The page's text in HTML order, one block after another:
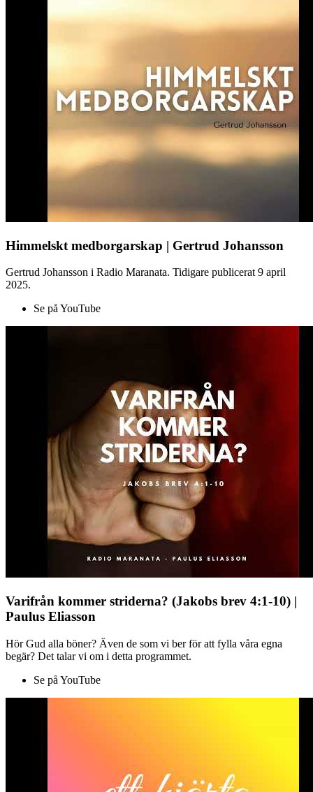
Himmelskt medborgarskap | Gertrud Johansson
Gertrud Johansson i Radio Maranata. Tidigare publicerat 9 april
2025.
Se på YouTube
Varifrån kommer striderna? (Jakobs brev 4:1-10) |
Paulus Eliasson
Hör Gud alla böner? Även de som vi ber för att fylla våra egna
begär? Det talar vi om i detta programmet.
Se på YouTube